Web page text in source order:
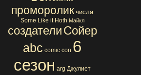
проморолик числа
Some Like it Hoth Майкл
создателиСойер
abc comic con 6
сезон arg Джулиет